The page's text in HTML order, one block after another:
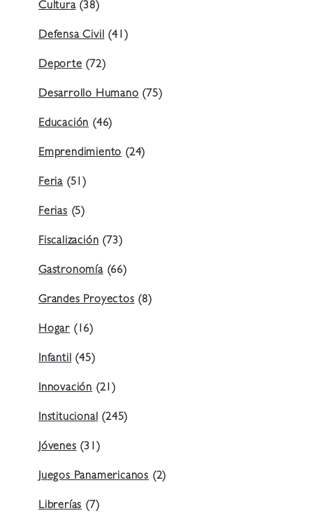
Cultura(38)
Defensa Civil(41)
Deporte(72)
Desarrollo Humano(75)
Educación(46)
Emprendimiento(24)
Feria (51)
Ferias(5)
Fiscalización(73)
Gastronomía(66)
Grandes Proyectos(8)
Hogar (16)
Infantil(45)
Innovación (21)
Institucional(245)
Jóvenes(31)
Juegos Panamericanos (2)
Librerías(7)